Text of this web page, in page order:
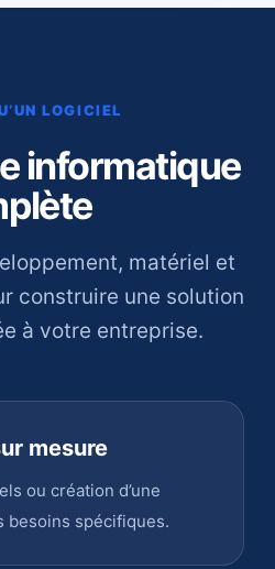
LOGICIEL
informatique
matériel et
construire une solution
à votre entreprise.
mesure
ou création d’une
besoins spécifiques.